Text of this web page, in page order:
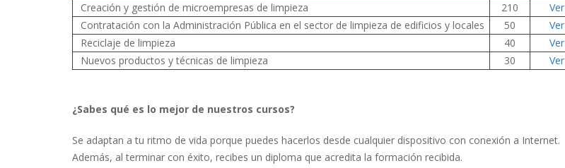
Creación y gestión de microempresas de limpieza
210
Ver
Contratación con la Administración Pública en el sector de limpieza de edificios y locales
50
Ver
Reciclaje de limpieza
40
Ver
Nuevos productos y técnicas de limpieza
30 Ver
¿Sabes qué es lo mejor de nuestros cursos?
Se adaptan a tu ritmo de vida porque puedes hacerlos desde cualquier dispositivo con conexión a Internet.
Además, al terminar con éxito, recibes un diploma que acredita la formación recibida.